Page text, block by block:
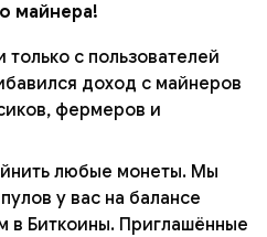
майнера!
с пользователей
доход с майнеров
фермеров и
любые монеты. Мы
у вас на балансе
в Биткоины. Приглашённые